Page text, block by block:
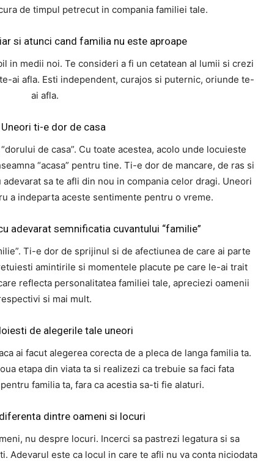
de timpul petrecut in compania familiei tale.
si atunci cand familia nu este aproape
in medii noi. Te consideri a fi un cetatean al lumii si crezi
ai afla. Esti independent, curajos si puternic, oriunde te-
ai afla.
ti-e dor de casa
de casa”. Cu toate acestea, acolo unde locuieste
“acasa” pentru tine. Ti-e dor de mancare, de ras si
sa te afli din nou in compania celor dragi. Uneori
a indeparta aceste sentimente pentru o vreme.
adevarat semnificatia cuvantului “familie”
Ti-e dor de sprijinul si de afectiunea de care ai parte
amintirile si momentele placute pe care le-ai trait
reflecta personalitatea familiei tale, apreciezi oamenii
si mai mult.
de alegerile tale uneori
ai facut alegerea corecta de a pleca de langa familia ta.
etapa din viata ta si realizezi ca trebuie sa faci fata
familia ta, fara ca acestia sa-ti fie alaturi.
dintre oameni si locuri
nu despre locuri. Incerci sa pastrezi legatura si sa
Adevarul este ca locul in care te afli nu va conta niciodata